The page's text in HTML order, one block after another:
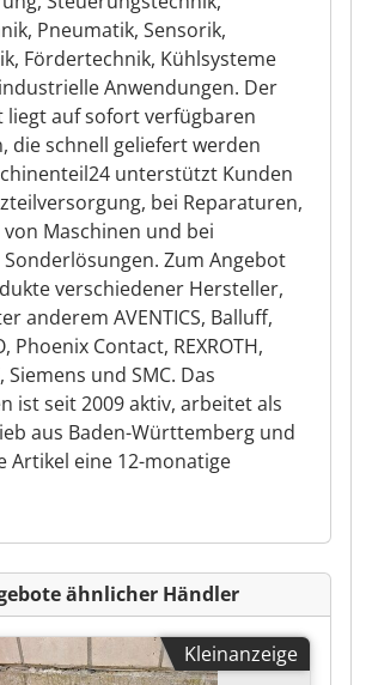
Pneumatik, Sensorik,
Fördertechnik, Kühlsysteme
Anwendungen. Der
liegt auf sofort verfügbaren
die schnell geliefert werden
unterstützt Kunden
bei Reparaturen,
Maschinen und bei
Zum Angebot
verschiedener Hersteller,
anderem AVENTICS, Balluff,
Phoenix Contact, REXROTH,
Siemens und SMC. Das
ist seit 2009 aktiv, arbeitet als
aus Baden-Württemberg und
Artikel eine 12-monatige
ähnlicher Händler
Kleinanzeige